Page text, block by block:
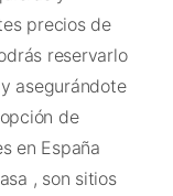
precios de
reservarlo
asegurándote
de
en España
, son sitios